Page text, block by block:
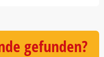
gefunden?